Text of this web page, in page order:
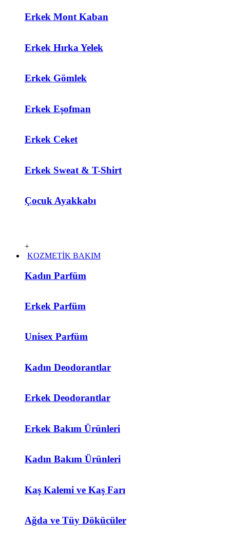
Erkek Mont Kaban
Erkek Hırka Yelek
Erkek Gömlek
Erkek Eşofman
Erkek Ceket
Erkek Sweat & T-Shirt
Çocuk Ayakkabı
+
KOZMETİK BAKIM
Kadın Parfüm
Erkek Parfüm
Unisex Parfüm
Kadın Deodorantlar
Erkek Deodorantlar
Erkek Bakım Ürünleri
Kadın Bakım Ürünleri
Kaş Kalemi ve Kaş Farı
Ağda ve Tüy Dökücüler